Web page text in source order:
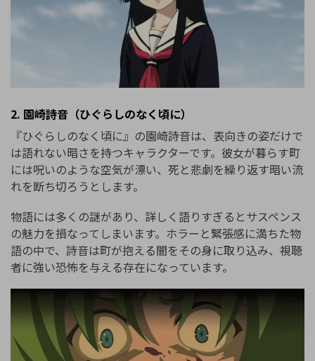
2. 園崎詩音（ひぐらしのなく頃に）
『ひぐらしのなく頃に』の園崎詩音は、表向きの姿だけで
は語れない暗さを持つキャラクターです。彼女が暮らす町
には呪いのような空気が漂い、死と悲劇を繰り返す暗い流
れを断ち切ろうとします。
物語には多くの謎があり、詳しく語りすぎるとサスペンス
の魅力を損なってしまいます。ホラーと緊張感に満ちた物
語の中で、詩音は町が抱える闇をその身に取り込み、視聴
者に強い恐怖を与える存在になっています。